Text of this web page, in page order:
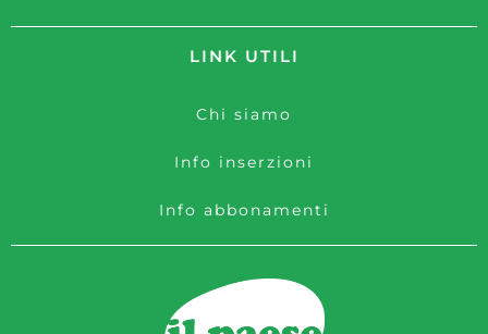
LINK UTILI
Chi siamo
Info inserzioni
Info abbonamenti